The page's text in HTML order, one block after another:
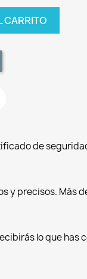
CARRITO
de
y precisos. Más
lo que has